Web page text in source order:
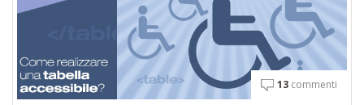
13 commenti